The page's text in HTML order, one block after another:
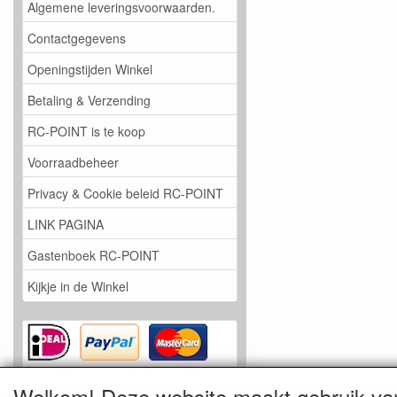
Algemene leveringsvoorwaarden.
Contactgegevens
Openingstijden Winkel
Betaling & Verzending
RC-POINT is te koop
Voorraadbeheer
Privacy & Cookie beleid RC-POINT
LINK PAGINA
Gastenboek RC-POINT
Kijkje in de Winkel